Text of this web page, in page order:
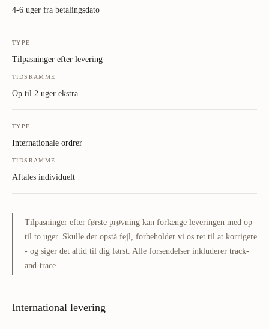
4-6 uger fra betalingsdato
TYPE
Tilpasninger efter levering
TIDSRAMME
Op til 2 uger ekstra
TYPE
Internationale ordrer
TIDSRAMME
Aftales individuelt
Tilpasninger efter første prøvning kan forlænge leveringen med op
til to uger. Skulle der opstå fejl, forbeholder vi os ret til at korrigere
- og siger det altid til dig først. Alle forsendelser inkluderer track-
and-trace.
International levering